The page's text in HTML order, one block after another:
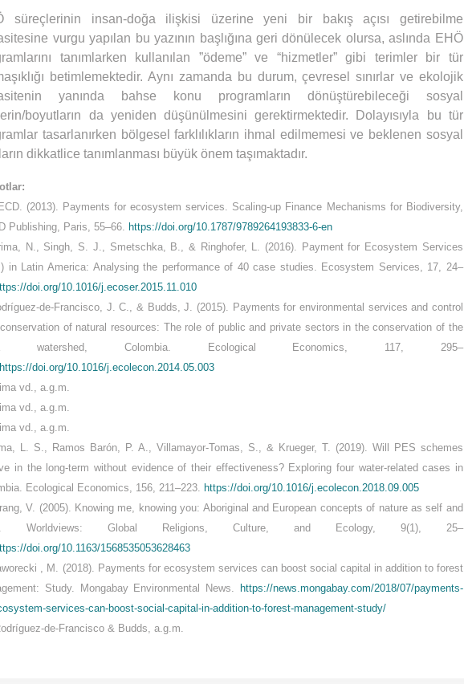
süreçlerinin insan-doğa ilişkisi üzerine yeni bir bakış açısı getirebilme
vurgu yapılan bu yazının başlığına geri dönülecek olursa, aslında EHÖ
tanımlarken kullanılan ”ödeme” ve “hizmetler” gibi terimler bir tür
betimlemektedir. Aynı zamanda bu durum, çevresel sınırlar ve ekolojik
yanında bahse konu programların dönüştürebileceği sosyal
boyutların da yeniden düşünülmesini gerektirmektedir. Dolayısıyla bu tür
tasarlanırken bölgesel farklılıkların ihmal edilmemesi ve beklenen sosyal
dikkatlice tanımlanması büyük önem taşımaktadır.
(2013). Payments for ecosystem services. Scaling-up Finance Mechanisms for Biodiversity,
Publishing, Paris, 55–66. https://doi.org/10.1787/9789264193833-6-en
N., Singh, S. J., Smetschka, B., & Ringhofer, L. (2016). Payment for Ecosystem Services
in Latin America: Analysing the performance of 40 case studies. Ecosystem Services, 17, 24–
doi.org/10.1016/j.ecoser.2015.11.010
de-Francisco, J. C., & Budds, J. (2015). Payments for environmental services and control
of natural resources: The role of public and private sectors in the conservation of the
watershed, Colombia. Ecological Economics, 117, 295–
https://doi.org/10.1016/j.ecolecon.2014.05.003
vd., a.g.m.
vd., a.g.m.
vd., a.g.m.
L. S., Ramos Barón, P. A., Villamayor-Tomas, S., & Krueger, T. (2019). Will PES schemes
in the long-term without evidence of their effectiveness? Exploring four water-related cases in
Ecological Economics, 156, 211–223. https://doi.org/10.1016/j.ecolecon.2018.09.005
V. (2005). Knowing me, knowing you: Aboriginal and European concepts of nature as self and
Worldviews: Global Religions, Culture, and Ecology, 9(1), 25–
doi.org/10.1163/1568535053628463
, M. (2018). Payments for ecosystem services can boost social capital in addition to forest
Study. Mongabay Environmental News.
https://news.mongabay.com/2018/07/payments-
services-can-boost-social-capital-in-addition-to-forest-management-study/
de-Francisco & Budds, a.g.m.